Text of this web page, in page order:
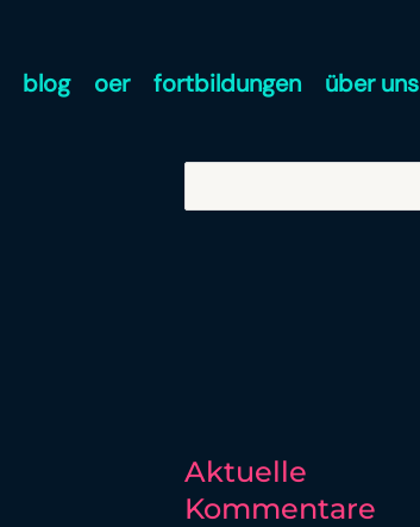
blog oer fortbildungen über uns
Aktuelle
Kommentare